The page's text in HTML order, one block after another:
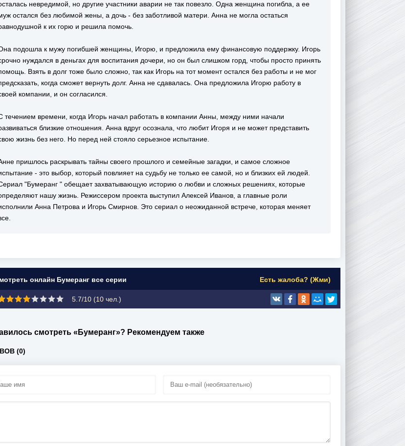
невредимой, но другие участники аварии не так повезло. Одна женщина погибла, а ее
остался без любимой жены, а дочь - без заботливой матери. Анна не могла остаться
к их горю и решила помочь.
подошла к мужу погибшей женщины, Игорю, и предложила ему финансовую поддержку. Игорь
нуждался в деньгах для воспитания дочери, но он был слишком горд, чтобы просто принять
Взять в долг тоже было сложно, так как Игорь на тот момент остался без работы и не мог
когда сможет вернуть долг. Анна не сдавалась. Она предложила Игорю работу в
компании, и он согласился.
течением времени, когда Игорь начал работать в компании Анны, между ними начали
близкие отношения. Анна вдруг осознала, что любит Игоря и не может представить
жизнь без него. Но перед ней стояло серьезное испытание.
пришлось раскрывать тайны своего прошлого и семейные загадки, и самое сложное
- это выбор, который повлияет на судьбу не только ее самой, но и близких ей людей.
"Бумеранг " обещает захватывающую историю о любви и сложных решениях, которые
нашу жизнь. Режиссером проекта выступил Алексей Иванов, а главные роли
Анна Петрова и Игорь Смирнов. Это сериал о неожиданной встрече, которая меняет
онлайн Бумеранг все серии Есть жалоба? (Жми)
5.7/10 (10 чел.)
смотреть «Бумеранг»? Рекомендуем также
(0)